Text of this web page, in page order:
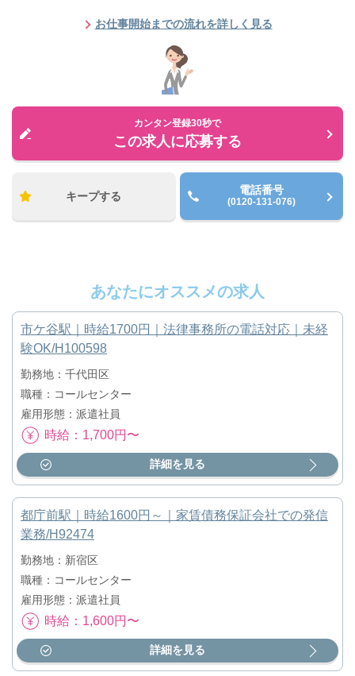
お仕事開始までの流れを詳しく見る
カンタン登録30秒で
この求人に応募する
キープする 電話番号
(0120-131-076)
あなたにオススメの求人
市ケ谷駅｜時給1700円｜法律事務所の電話対応｜未経
験OK/H100598
勤務地：千代田区
職種：コールセンター
雇用形態：派遣社員
時給：1,700円〜
詳細を見る
都庁前駅｜時給1600円～｜家賃債務保証会社での発信
業務/H92474
勤務地：新宿区
職種：コールセンター
雇用形態：派遣社員
時給：1,600円〜
詳細を見る